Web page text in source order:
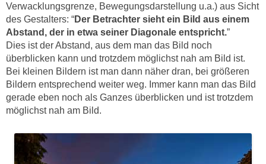
Verwacklungsgrenze, Bewegungsdarstellung u.a.) aus Sicht
des Gestalters: “Der Betrachter sieht ein Bild aus einem
Abstand, der in etwa seiner Diagonale entspricht.”
Dies ist der Abstand, aus dem man das Bild noch
überblicken kann und trotzdem möglichst nah am Bild ist.
Bei kleinen Bildern ist man dann näher dran, bei größeren
Bildern entsprechend weiter weg. Immer kann man das Bild
gerade eben noch als Ganzes überblicken und ist trotzdem
möglichst nah am Bild.